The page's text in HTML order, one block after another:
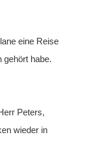
eine Reise
gehört habe.
Peters,
wieder in